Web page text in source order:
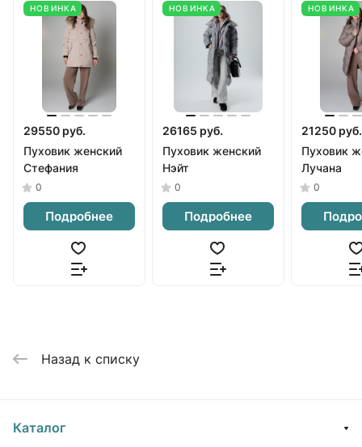
НОВИНКА
29550 руб.
Пуховик женский
Стефания
0
Подробнее
НОВИНКА
26165 руб.
Пуховик женский
Нэйт
0
Подробнее
НОВИНКА
21250 руб.
Пуховик
Лучана
0
Назад к списку
Каталог